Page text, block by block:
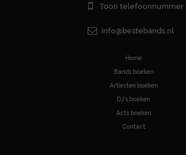
Toon telefoonnummer
info@bestebands.nl
Home
Bands boeken
Artiesten boeken
DJ’s boeken
Acts boeken
Contact